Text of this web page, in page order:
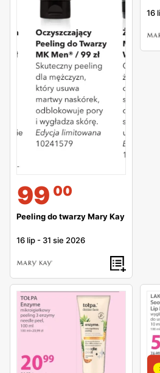
99 00
Peeling do twarzy Mary Kay
16 lip - 31 sie 2026
16